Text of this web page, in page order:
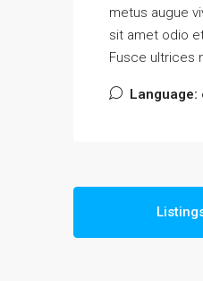
metus augue
sit amet odio
Fusce ultrices
Language: